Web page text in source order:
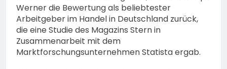
Werner die Bewertung als beliebtester
Arbeitgeber im Handel in Deutschland zurück,
die eine Studie des Magazins Stern in
Zusammenarbeit mit dem
Marktforschungsunternehmen Statista ergab.